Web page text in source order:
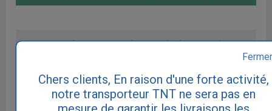
Cette réponse ne remplace pas le diagnostic de votre
médecin. Consultez votre médecin traitant ou un médecin
spécialiste urologue ou gynécologue si vous souffrez
Chers clients, En raison d'une forte activité,
notre transporteur TNT ne sera pas en
Fermer